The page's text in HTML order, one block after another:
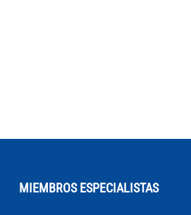
MIEMBROS ESPECIALISTAS